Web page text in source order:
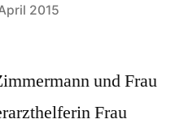
2015
und Frau
Frau